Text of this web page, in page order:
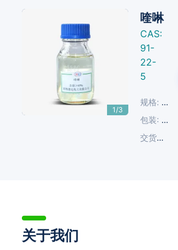
1/3
喹啉
CAS:
91-
22-
5
规格:
≥97%
包装:
200
交货周期:
关于我们